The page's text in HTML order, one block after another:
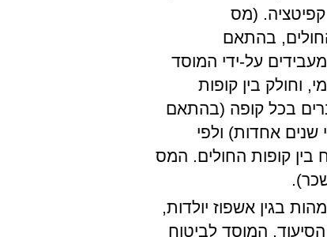
קפיטציה. (מס
בהתאם
על-ידי המוסד
וחולק בין קופות
בכל קופה (בהתאם
אחדות) ולפי
בין קופות החולים. המס
בגין אשפוז יולדות,
המוסד לביטוח